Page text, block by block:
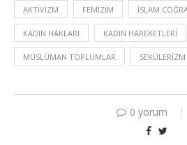
AKTIVIZM FEMIZIM İSLAM
KADIN HAKLARI KADIN HAREKETLERI
MÜSLÜMAN TOPLUMLAR SEKÜLERIZM
0 yorum